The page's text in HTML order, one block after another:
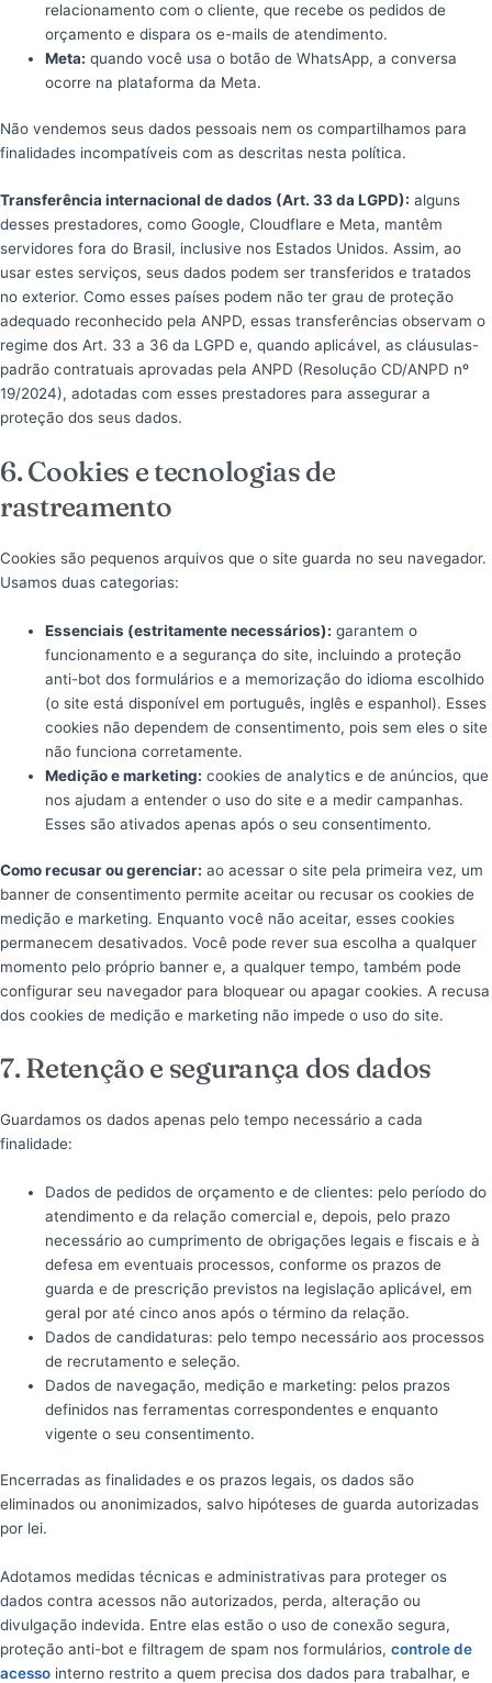
relacionamento com o cliente, que recebe os pedidos de
orçamento e dispara os e-mails de atendimento.
Meta: quando você usa o botão de WhatsApp, a conversa
ocorre na plataforma da Meta.
Não vendemos seus dados pessoais nem os compartilhamos para
finalidades incompatíveis com as descritas nesta política.
Transferência internacional de dados (Art. 33 da LGPD): alguns
desses prestadores, como Google, Cloudflare e Meta, mantêm
servidores fora do Brasil, inclusive nos Estados Unidos. Assim, ao
usar estes serviços, seus dados podem ser transferidos e tratados
no exterior. Como esses países podem não ter grau de proteção
adequado reconhecido pela ANPD, essas transferências observam o
regime dos Art. 33 a 36 da LGPD e, quando aplicável, as cláusulas-
padrão contratuais aprovadas pela ANPD (Resolução CD/ANPD nº
19/2024), adotadas com esses prestadores para assegurar a
proteção dos seus dados.
6. Cookies e tecnologias de
rastreamento
Cookies são pequenos arquivos que o site guarda no seu navegador.
Usamos duas categorias:
Essenciais (estritamente necessários): garantem o
funcionamento e a segurança do site, incluindo a proteção
anti-bot dos formulários e a memorização do idioma escolhido
(o site está disponível em português, inglês e espanhol). Esses
cookies não dependem de consentimento, pois sem eles o site
não funciona corretamente.
Medição e marketing: cookies de analytics e de anúncios, que
nos ajudam a entender o uso do site e a medir campanhas.
Esses são ativados apenas após o seu consentimento.
Como recusar ou gerenciar: ao acessar o site pela primeira vez, um
banner de consentimento permite aceitar ou recusar os cookies de
medição e marketing. Enquanto você não aceitar, esses cookies
permanecem desativados. Você pode rever sua escolha a qualquer
momento pelo próprio banner e, a qualquer tempo, também pode
configurar seu navegador para bloquear ou apagar cookies. A recusa
dos cookies de medição e marketing não impede o uso do site.
7. Retenção e segurança dos dados
Guardamos os dados apenas pelo tempo necessário a cada
finalidade:
Dados de pedidos de orçamento e de clientes: pelo período do
atendimento e da relação comercial e, depois, pelo prazo
necessário ao cumprimento de obrigações legais e fiscais e à
defesa em eventuais processos, conforme os prazos de
guarda e de prescrição previstos na legislação aplicável, em
geral por até cinco anos após o término da relação.
Dados de candidaturas: pelo tempo necessário aos processos
de recrutamento e seleção.
Dados de navegação, medição e marketing: pelos prazos
definidos nas ferramentas correspondentes e enquanto
vigente o seu consentimento.
Encerradas as finalidades e os prazos legais, os dados são
eliminados ou anonimizados, salvo hipóteses de guarda autorizadas
por lei.
Adotamos medidas técnicas e administrativas para proteger os
dados contra acessos não autorizados, perda, alteração ou
divulgação indevida. Entre elas estão o uso de conexão segura,
proteção anti-bot e filtragem de spam nos formulários, controle de
acesso interno restrito a quem precisa dos dados para trabalhar, e